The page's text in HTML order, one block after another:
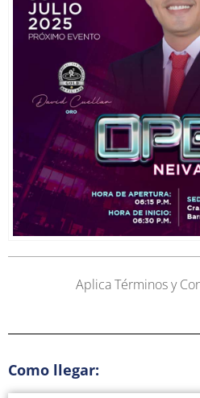
Aplica Términos y
Como llegar: